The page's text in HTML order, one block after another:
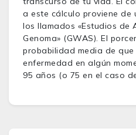
a este cálculo proviene de
los llamados «Estudios de
Genoma» (GWAS). El
probabilidad media de
enfermedad en algún
95 años (o 75 en el caso